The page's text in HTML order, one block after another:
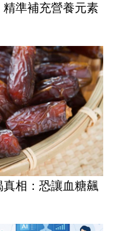
準補充營養元素
相：恐讓血糖飆